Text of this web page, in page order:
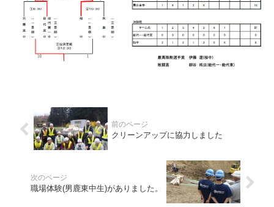
クリーンアップに協力しました
職場体験(男鹿東中生)がありました。